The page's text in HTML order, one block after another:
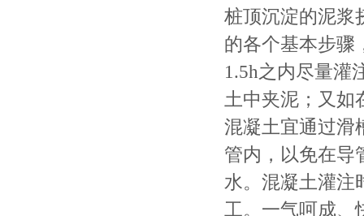
桩顶沉淀的泥浆
的各个基本步骤
1.5h之内尽量灌
土中夹泥；又如
混凝土宜通过滑
管内，以免在导
水。混凝土灌注
工。一气呵成、